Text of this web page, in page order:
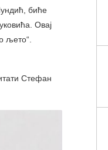
биће
Овај
љето“.
Стефан